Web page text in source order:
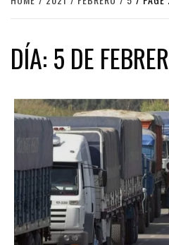
DÍA: 5 DE